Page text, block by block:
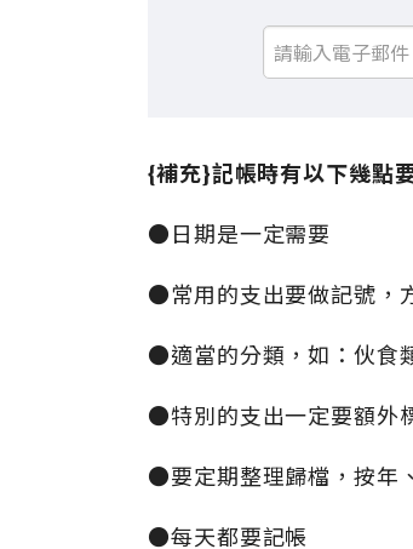
{補充}記帳時有以下幾點
●日期是一定需要
●常用的支出要做記號，
●適當的分類，如：伙
●特別的支出一定要額外
●要定期整理歸檔，按年
●每天都要記帳